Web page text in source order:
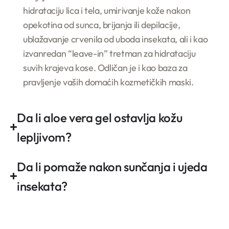
hidrataciju lica i tela, umirivanje kože nakon
opekotina od sunca, brijanja ili depilacije,
ublažavanje crvenila od uboda insekata, ali i kao
izvanredan “leave-in” tretman za hidrataciju
suvih krajeva kose. Odličan je i kao baza za
pravljenje vaših domaćih kozmetičkih maski.
Da li aloe vera gel ostavlja kožu
lepljivom?
Da li pomaže nakon sunčanja i ujeda
insekata?